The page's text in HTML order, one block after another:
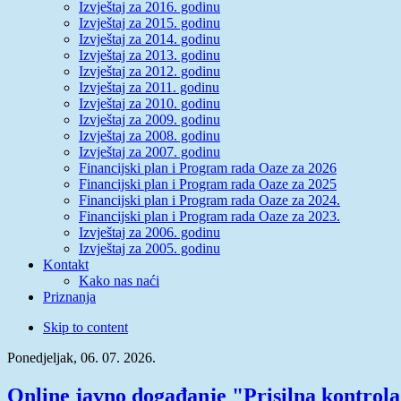
Izvještaj za 2016. godinu
Izvještaj za 2015. godinu
Izvještaj za 2014. godinu
Izvještaj za 2013. godinu
Izvještaj za 2012. godinu
Izvještaj za 2011. godinu
Izvještaj za 2010. godinu
Izvještaj za 2009. godinu
Izvještaj za 2008. godinu
Izvještaj za 2007. godinu
Financijski plan i Program rada Oaze za 2026
Financijski plan i Program rada Oaze za 2025
Financijski plan i Program rada Oaze za 2024.
Financijski plan i Program rada Oaze za 2023.
Izvještaj za 2006. godinu
Izvještaj za 2005. godinu
Kontakt
Kako nas naći
Priznanja
Skip to content
Ponedjeljak, 06. 07. 2026.
Online javno događanje "Prisilna